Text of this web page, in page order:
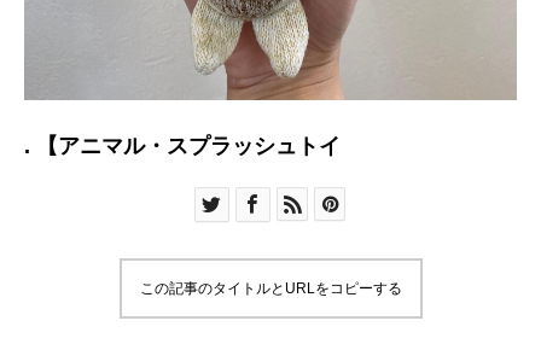
. 【アニマル・スプラッシュトイ
この記事のタイトルとURLをコピーする